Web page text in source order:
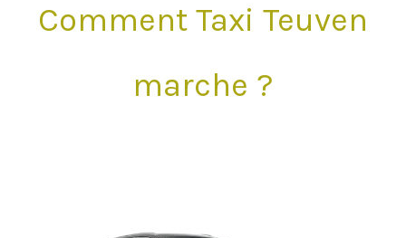
Comment Taxi Teuven
marche ?